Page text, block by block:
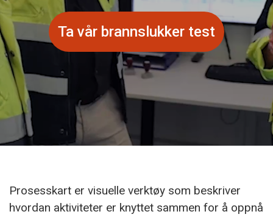
Ta vår brannslukker test
Prosesskart er visuelle verktøy som beskriver
hvordan aktiviteter er knyttet sammen for å oppnå